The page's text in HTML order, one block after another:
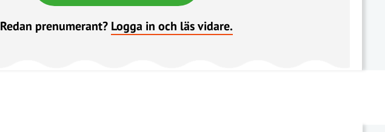
Redan prenumerant? Logga in och läs vidare.